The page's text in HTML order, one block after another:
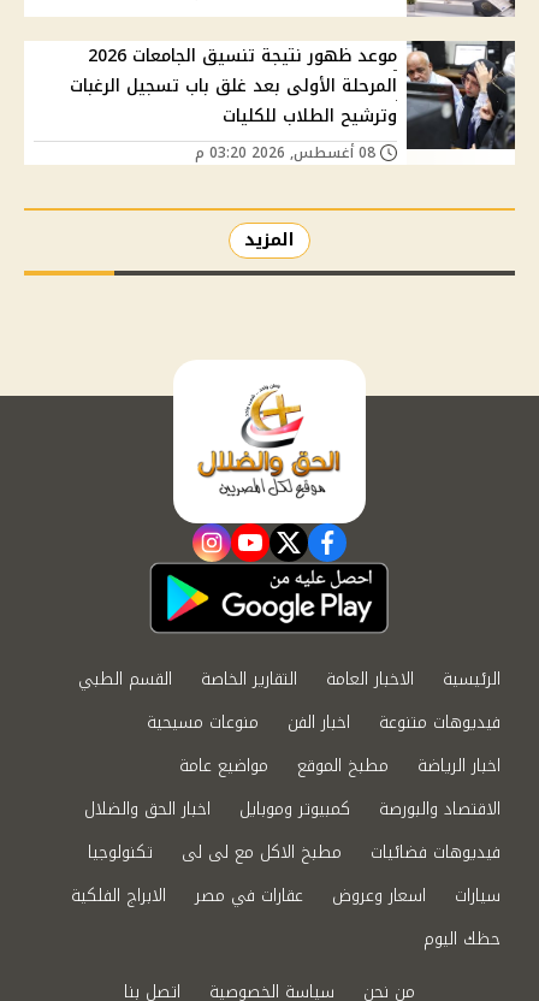
موعد ظهور نتيجة تنسيق الجامعات 2026
المرحلة الأولى بعد غلق باب تسجيل الرغبات
وترشيح الطلاب للكليات
المزيد
facebook
twitter
youtube
instagram
الرئيسية الاخبار العامة التقارير الخاصة
القسم الطبي
فيديوهات متنوعة
اخبار الفن
منوعات مسيحية
اخبار الرياضة
مطبخ الموقع
مواضيع عامة
الاقتصاد والبورصة
كمبيوتر وموبايل
اخبار الحق والضلال
فيديوهات فضائيات
مطبخ الاكل مع لى لى
تكنولوجيا
سيارات
اسعار وعروض عقارات في مصر
الابراج الفلكية
حظك اليوم
من نحن
سياسة الخصوصية اتصل بنا